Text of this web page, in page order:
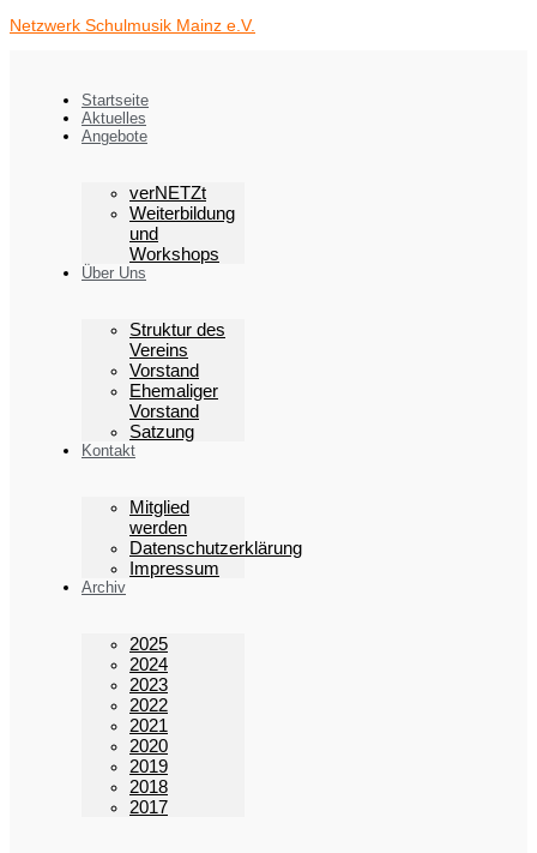
Inhalt
Netzwerk Schulmusik Mainz e.V.
Startseite
Aktuelles
Angebote
verNETZt
Weiterbildung
und
Workshops
Über Uns
Struktur des
Vereins
Vorstand
Ehemaliger
Vorstand
Satzung
Kontakt
Mitglied
werden
Datenschutzerklärung
Impressum
Archiv
2025
2024
2023
2022
2021
2020
2019
2018
2017